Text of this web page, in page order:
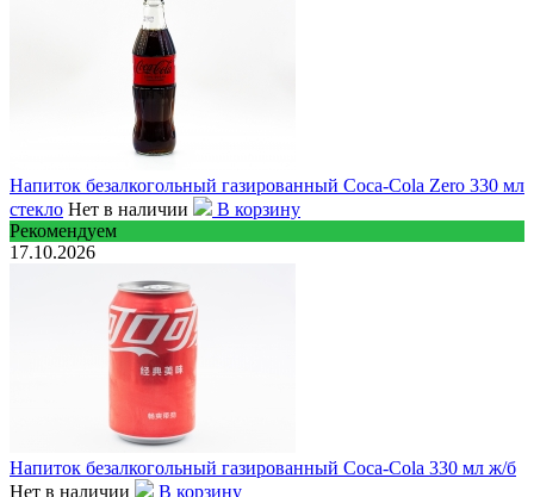
Напиток безалкогольный газированный Coca-Cola Zero 330 мл
стекло Нет в наличии
В корзину
Рекомендуем
17.10.2026
Напиток безалкогольный газированный Coca-Cola 330 мл ж/б
Нет в наличии
В корзину